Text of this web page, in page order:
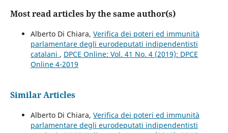
Most read articles by the same author(s)
Alberto Di Chiara, Verifica dei poteri ed immunità
parlamentare degli eurodeputati indipendentisti
catalani , DPCE Online: Vol. 41 No. 4 (2019): DPCE
Online 4-2019
Similar Articles
Alberto Di Chiara, Verifica dei poteri ed immunità
parlamentare degli eurodeputati indipendentisti